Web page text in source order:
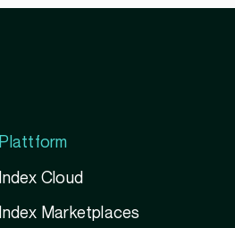
Plattform
Index Cloud
Index Marketplaces